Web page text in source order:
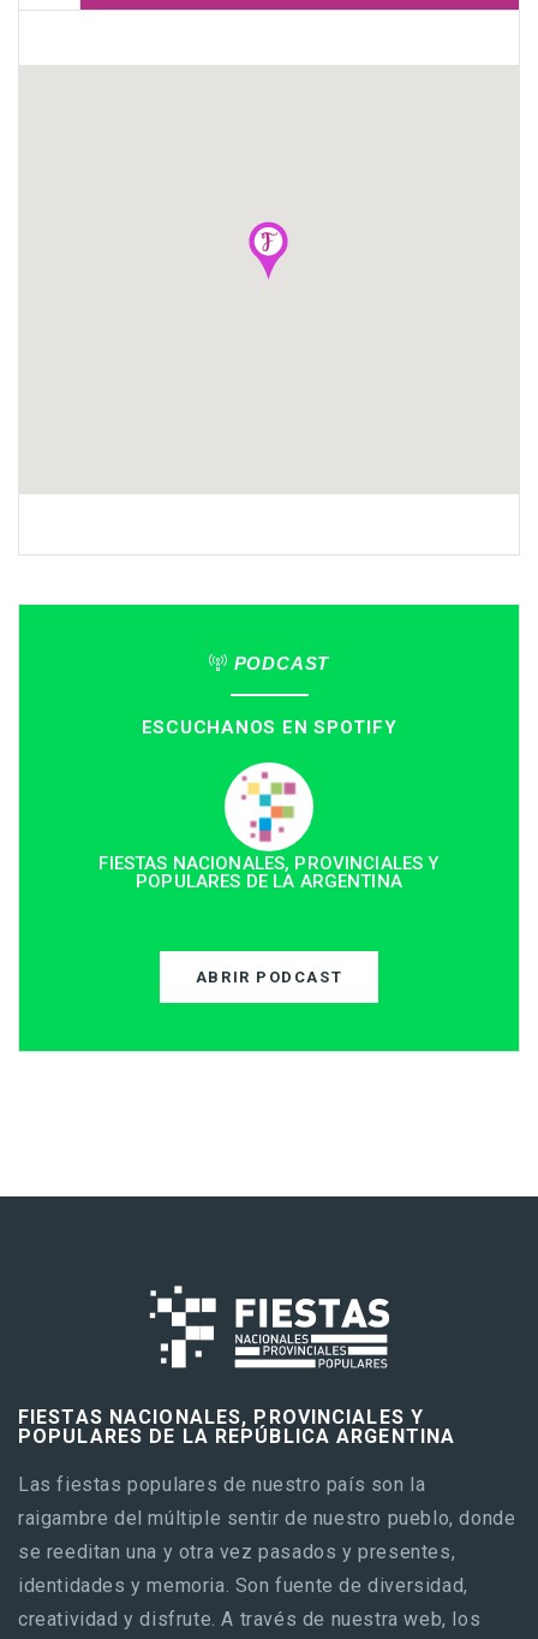
PODCAST
ESCUCHANOS EN SPOTIFY
FIESTAS NACIONALES, PROVINCIALES Y
POPULARES DE LA ARGENTINA
ABRIR PODCAST
FIESTAS NACIONALES, PROVINCIALES Y
POPULARES DE LA REPÚBLICA ARGENTINA
Las fiestas populares de nuestro país son la
raigambre del múltiple sentir de nuestro pueblo, donde
se reeditan una y otra vez pasados y presentes,
identidades y memoria. Son fuente de diversidad,
creatividad y disfrute. A través de nuestra web, los